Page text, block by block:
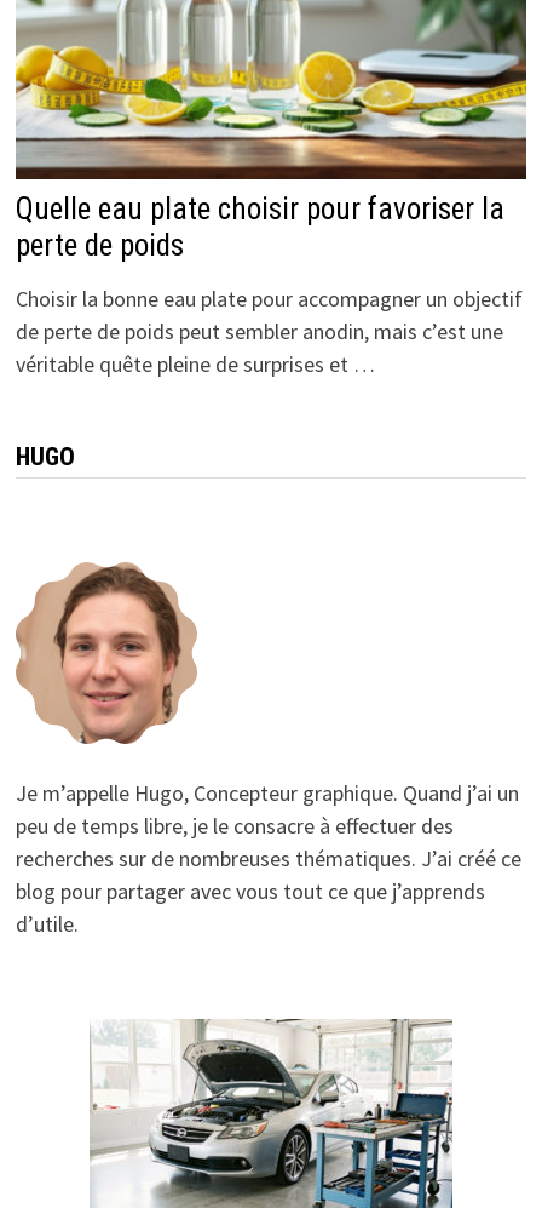
Quelle eau plate choisir pour favoriser la
perte de poids
Choisir la bonne eau plate pour accompagner un objectif
de perte de poids peut sembler anodin, mais c’est une
véritable quête pleine de surprises et …
HUGO
Je m’appelle Hugo, Concepteur graphique. Quand j’ai un
peu de temps libre, je le consacre à effectuer des
recherches sur de nombreuses thématiques. J’ai créé ce
blog pour partager avec vous tout ce que j’apprends
d’utile.